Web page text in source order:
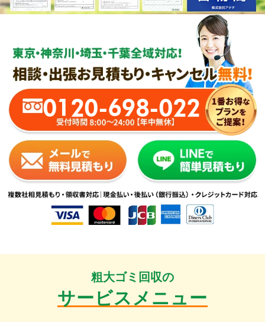
0120-698-022
粗大ゴミ回収の
サービスメニュー